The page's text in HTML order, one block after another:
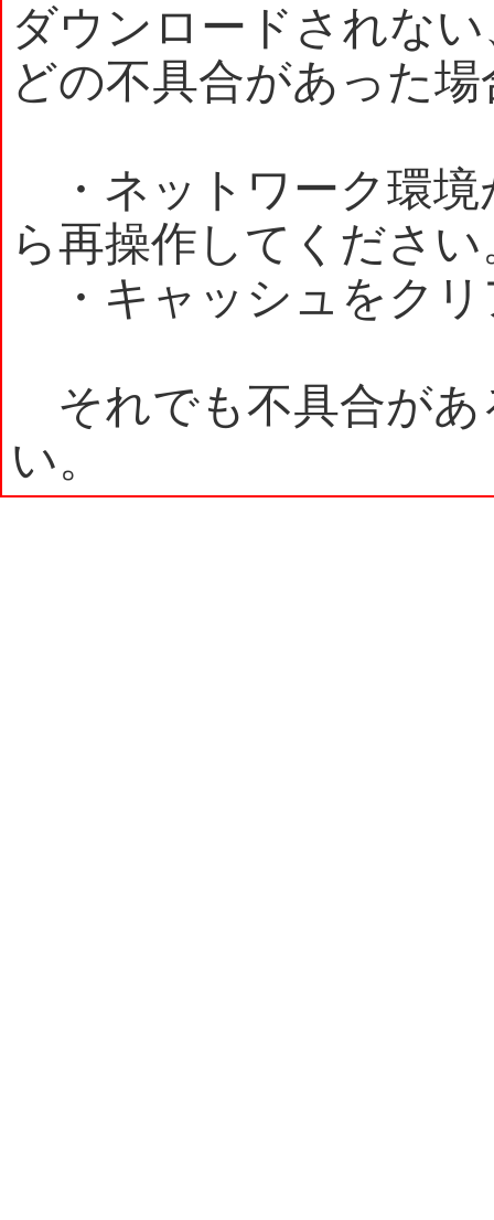
ダウンロードされな
どの不具合があった
・ネットワーク環境
ら再操作してください
・キャッシュをクリ
それでも不具合があ
い。